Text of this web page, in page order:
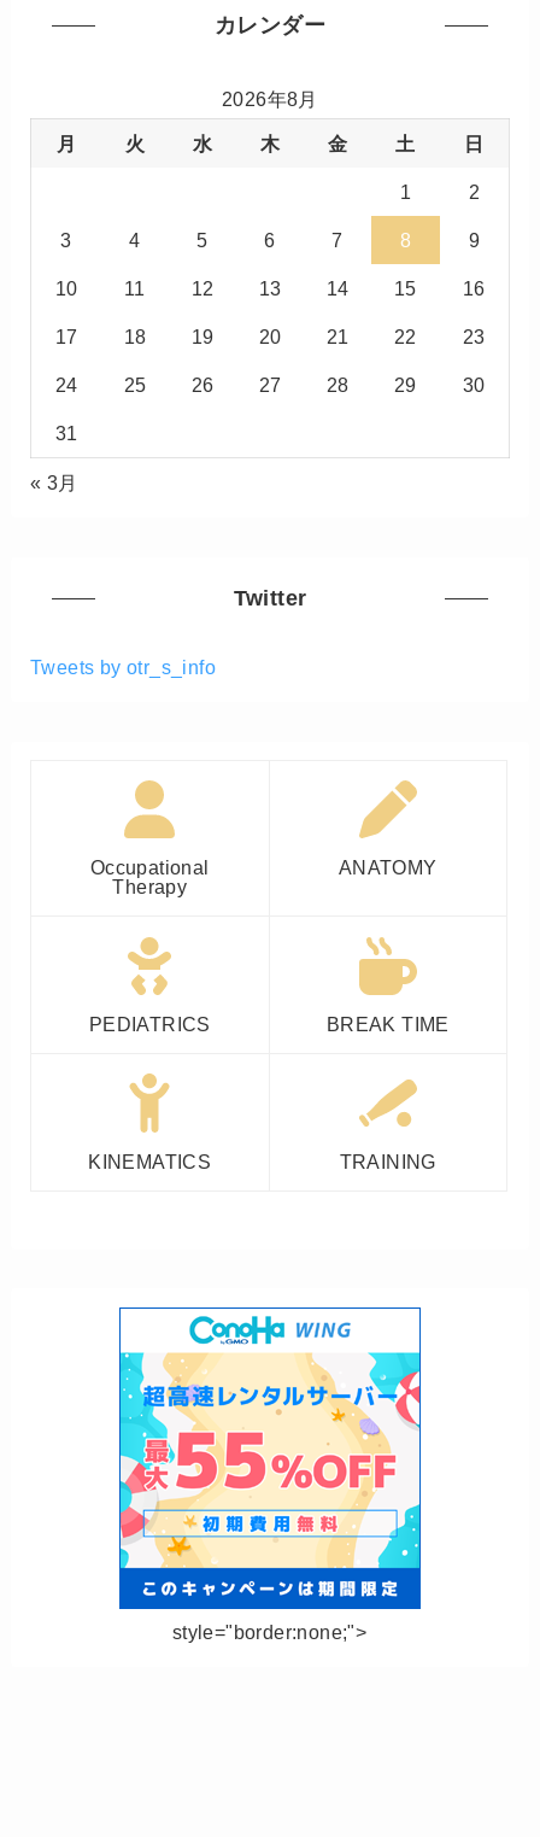
カレンダー
2026年8月
月 火 水 木 金 土 日
1 2
3 4 5 6 7 8 9
10 11 12 13 14 15 16
17 18 19 20 21 22 23
24 25 26 27 28 29 30
31
« 3月
Twitter
Tweets by otr_s_info
Occupational
Therapy
ANATOMY
PEDIATRICS BREAK TIME
KINEMATICS TRAINING
style="border:none;">